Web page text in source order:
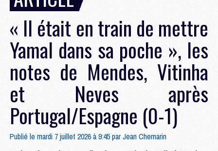
« Il était en train de mettre
Yamal dans sa poche », les
notes de Mendes, Vitinha
et Neves après
Portugal/Espagne (0-1)
Publié le mardi 7 juillet 2026 à 9:45 parJean Chemarin